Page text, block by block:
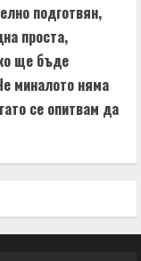
подготвян,
проста,
ще бъде
миналото няма
се опитвам да